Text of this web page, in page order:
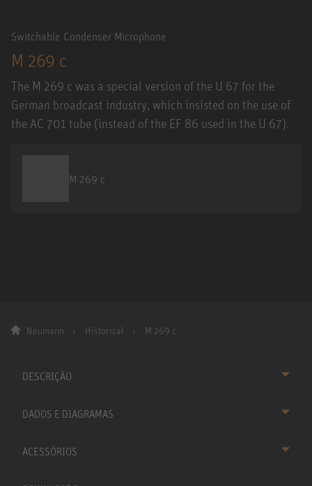
Switchable Condenser Microphone
M 269 c
The M 269 c was a special version of the U 67 for the
German broadcast industry, which insisted on the use of
the AC 701 tube (instead of the EF 86 used in the U 67).
M 269 c
Neumann Historical M 269 c
DESCRIÇÃO
DADOS E DIAGRAMAS
ACESSÓRIOS